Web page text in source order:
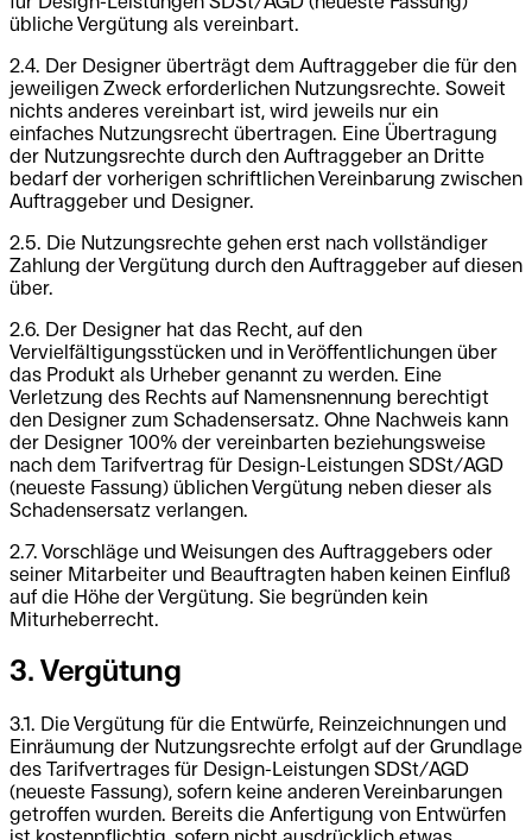
übliche Vergütung als vereinbart.
2.4. Der Designer überträgt dem Auftraggeber die für den
jeweiligen Zweck erforderlichen Nutzungsrechte. Soweit
nichts anderes vereinbart ist, wird jeweils nur ein
einfaches Nutzungsrecht übertragen. Eine Übertragung
der Nutzungsrechte durch den Auftraggeber an Dritte
bedarf der vorherigen schriftlichen Vereinbarung zwischen
Auftraggeber und Designer.
2.5. Die Nutzungsrechte gehen erst nach vollständiger
Zahlung der Vergütung durch den Auftraggeber auf diesen
über.
2.6. Der Designer hat das Recht, auf den
Vervielfältigungsstücken und in Veröffentlichungen über
das Produkt als Urheber genannt zu werden. Eine
Verletzung des Rechts auf Namensnennung berechtigt
den Designer zum Schadensersatz. Ohne Nachweis kann
der Designer 100% der vereinbarten beziehungsweise
nach dem Tarifvertrag für Design-Leistungen SDSt/AGD
(neueste Fassung) üblichen Vergütung neben dieser als
Schadensersatz verlangen.
2.7. Vorschläge und Weisungen des Auftraggebers oder
seiner Mitarbeiter und Beauftragten haben keinen Einfluß
auf die Höhe der Vergütung. Sie begründen kein
Miturheberrecht.
3. Vergütung
3.1. Die Vergütung für die Entwürfe, Reinzeichnungen und
Einräumung der Nutzungsrechte erfolgt auf der Grundlage
des Tarifvertrages für Design-Leistungen SDSt/AGD
(neueste Fassung), sofern keine anderen Vereinbarungen
getroffen wurden. Bereits die Anfertigung von Entwürfen